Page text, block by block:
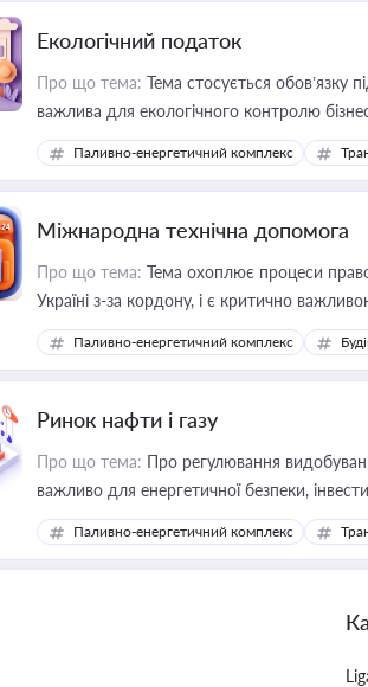
Екологічний податок
Про що тема: Тема стосується обов’язку
важлива для екологічного контролю
законодавства
Паливно-енергетичний комплекс
Міжнародна технічна допомога
Про що тема: Тема охоплює процеси
Україні з-за кордону, і є критично
інфраструктурних проєктів
Паливно-енергетичний комплекс
Ринок нафти і газу
Про що тема: Про регулювання
важливо для енергетичної безпеки,
Паливно-енергетичний комплекс